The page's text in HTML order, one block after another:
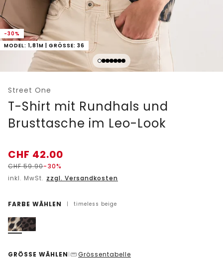
-30%
MODEL: 1,81M | GRÖSSE: 36
Street One
T-Shirt mit Rundhals und
Brusttasche im Leo-Look
CHF 42.00
CHF59.90-30%
inkl. MwSt. zzgl. Versandkosten
FARBE WÄHLEN | timeless beige
GRÖSSE WÄHLEN | Grössentabelle